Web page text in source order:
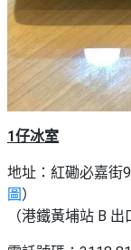
1仔冰室
地址：紅磡必嘉街
圖）
（港鐵黃埔站 B 出